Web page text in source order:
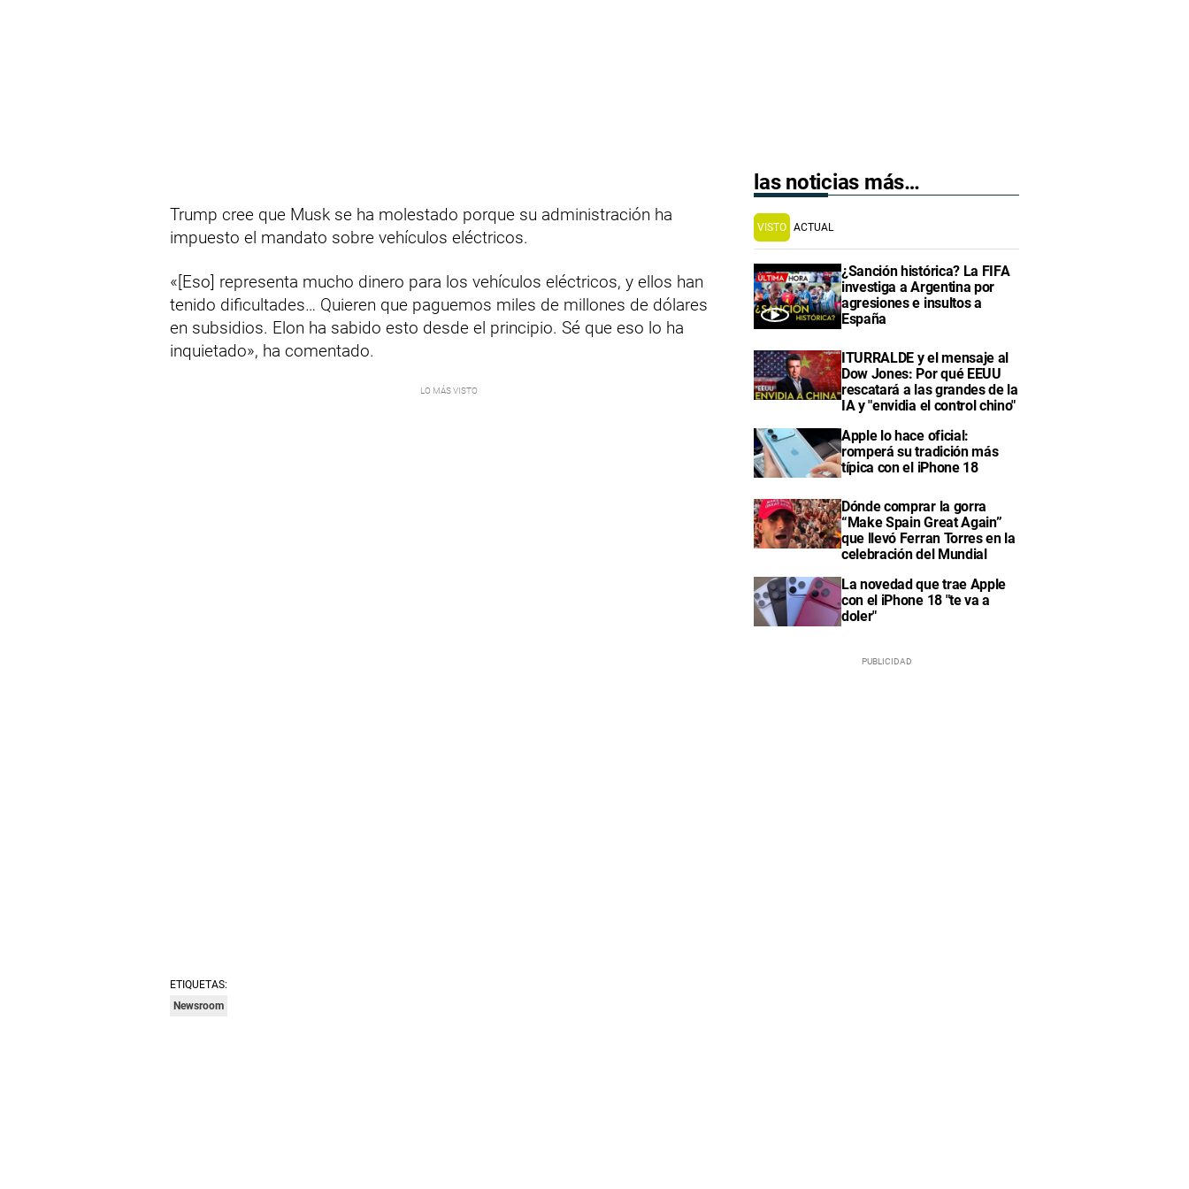
Trump cree que Musk se ha molestado porque su administración ha
impuesto el mandato sobre vehículos eléctricos.
«[Eso] representa mucho dinero para los vehículos eléctricos, y ellos han
tenido dificultades… Quieren que paguemos miles de millones de dólares
en subsidios. Elon ha sabido esto desde el principio. Sé que eso lo ha
inquietado», ha comentado.
ETIQUETAS:
Newsroom
las noticias más…
VISTO ACTUAL
¿Sanción histórica? La FIFA
investiga a Argentina por
agresiones e insultos a
España
ITURRALDE y el mensaje al
Dow Jones: Por qué EEUU
rescatará a las grandes de la
IA y "envidia el control chino"
Apple lo hace oficial:
romperá su tradición más
típica con el iPhone 18
Dónde comprar la gorra
“Make Spain Great Again”
que llevó Ferran Torres en la
celebración del Mundial
La novedad que trae Apple
con el iPhone 18 "te va a
doler"